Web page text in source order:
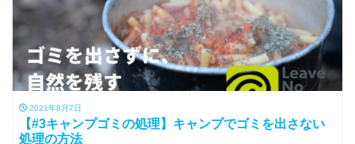
2021年8月7日
【#3キャンプゴミの処理】キャンプでゴミを出さない
処理の方法